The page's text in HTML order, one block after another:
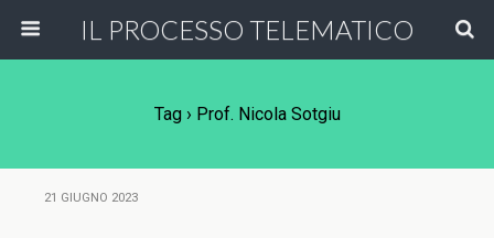
IL PROCESSO TELEMATICO
Tag › Prof. Nicola Sotgiu
21 GIUGNO 2023